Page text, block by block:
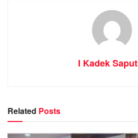
I Kadek
Related Posts